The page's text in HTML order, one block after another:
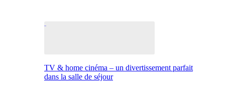
TV & home cinéma – un divertissement parfait
dans la salle de séjour